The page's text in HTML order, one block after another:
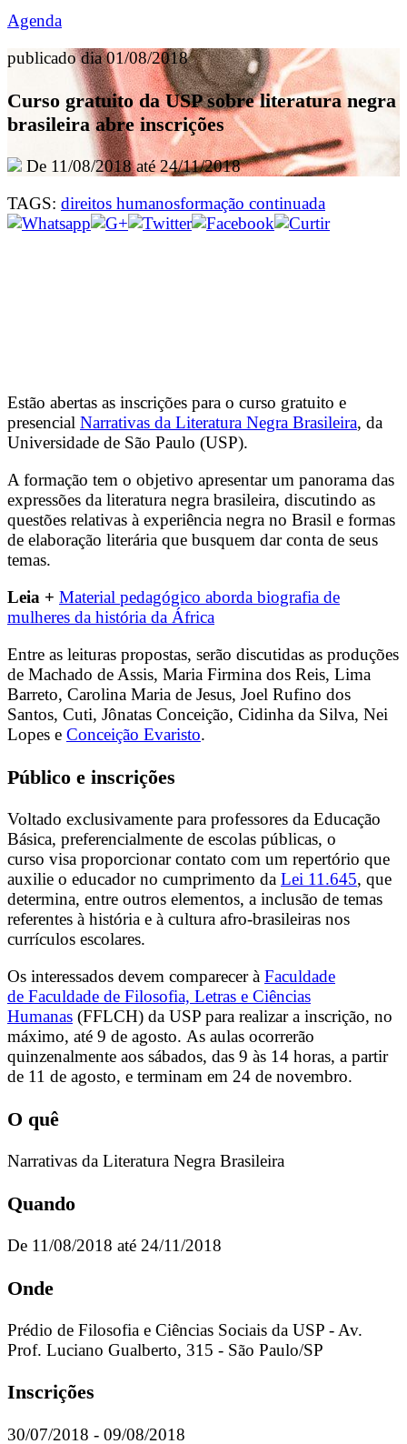
Agenda
publicado dia 01/08/2018
Curso gratuito da USP sobre literatura negra
brasileira abre inscrições
De 11/08/2018 até 24/11/2018
TAGS: direitos humanosformação continuada
Estão abertas as inscrições para o curso gratuito e
presencial Narrativas da Literatura Negra Brasileira, da
Universidade de São Paulo (USP).
A formação tem o objetivo apresentar um panorama das
expressões da literatura negra brasileira, discutindo as
questões relativas à experiência negra no Brasil e formas
de elaboração literária que busquem dar conta de seus
temas.
Leia + Material pedagógico aborda biografia de
mulheres da história da África
Entre as leituras propostas, serão discutidas as produções
de Machado de Assis, Maria Firmina dos Reis, Lima
Barreto, Carolina Maria de Jesus, Joel Rufino dos
Santos, Cuti, Jônatas Conceição, Cidinha da Silva, Nei
Lopes e Conceição Evaristo.
Público e inscrições
Voltado exclusivamente para professores da Educação
Básica, preferencialmente de escolas públicas, o
curso visa proporcionar contato com um repertório que
auxilie o educador no cumprimento da Lei 11.645, que
determina, entre outros elementos, a inclusão de temas
referentes à história e à cultura afro-brasileiras nos
currículos escolares.
Os interessados devem comparecer à Faculdade
de Faculdade de Filosofia, Letras e Ciências
Humanas (FFLCH) da USP para realizar a inscrição, no
máximo, até 9 de agosto. As aulas ocorrerão
quinzenalmente aos sábados, das 9 às 14 horas, a partir
de 11 de agosto, e terminam em 24 de novembro.
O quê
Narrativas da Literatura Negra Brasileira
Quando
De 11/08/2018 até 24/11/2018
Onde
Prédio de Filosofia e Ciências Sociais da USP - Av.
Prof. Luciano Gualberto, 315 - São Paulo/SP
Inscrições
30/07/2018 - 09/08/2018